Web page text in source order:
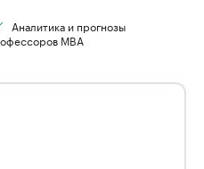
Аналитика и прогнозы
MBA